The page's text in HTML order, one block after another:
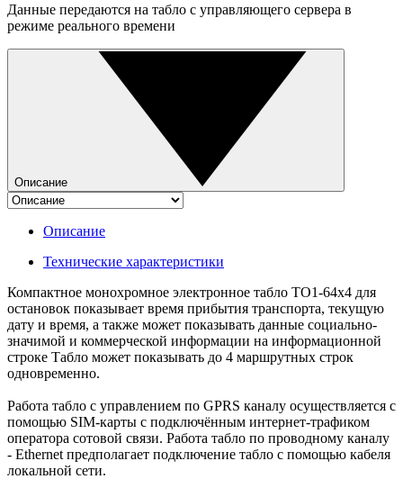
Данные передаются на табло с управляющего сервера в
режиме реального времени
Описание
Описание
Технические характеристики
Компактное монохромное электронное табло ТО1-64x4 для
остановок показывает время прибытия транспорта, текущую
дату и время, а также может показывать данные социально-
значимой и коммерческой информации на информационной
строке Табло может показывать до 4 маршрутных строк
одновременно.
Работа табло с управлением по GPRS каналу осуществляется с
помощью SIM-карты с подключённым интернет-трафиком
оператора сотовой связи. Работа табло по проводному каналу
- Ethernet предполагает подключение табло с помощью кабеля
локальной сети.